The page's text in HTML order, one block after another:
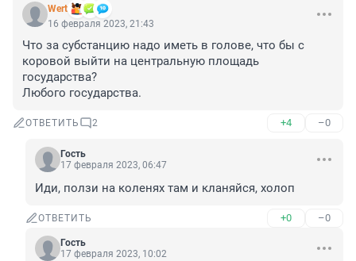
Wert
16 февраля 2023, 21:43
Что за субстанцию надо иметь в голове, что бы с
коровой выйти на центральную площадь
государства?
Любого государства.
ОТВЕТИТЬ 2 +4 –0
Гость
17 февраля 2023, 06:47
Иди, ползи на коленях там и кланяйся, холоп
ОТВЕТИТЬ +0 –0
Гость
17 февраля 2023, 10:02